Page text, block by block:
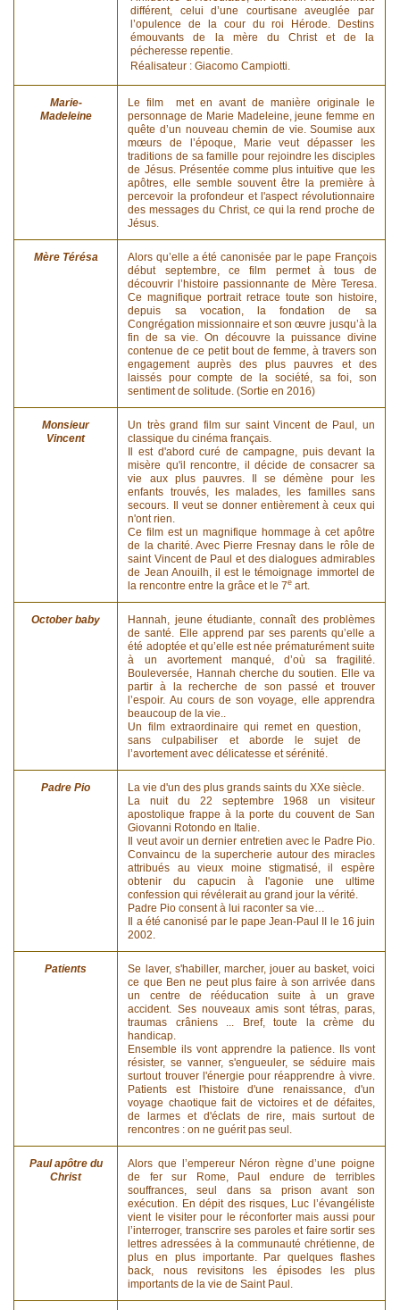
différent, celui d’une courtisane aveuglée par
l’opulence de la cour du roi Hérode. Destins
émouvants de la mère du Christ et de la
pécheresse repentie.
Réalisateur : Giacomo Campiotti.
Marie-
Madeleine
Le film met en avant de manière originale le
personnage de Marie Madeleine, jeune femme en
quête d’un nouveau chemin de vie. Soumise aux
mœurs de l’époque, Marie veut dépasser les
traditions de sa famille pour rejoindre les disciples
de Jésus. Présentée comme plus intuitive que les
apôtres, elle semble souvent être la première à
percevoir la profondeur et l'aspect révolutionnaire
des messages du Christ, ce qui la rend proche de
Jésus.
Mère Térésa
Alors qu’elle a été canonisée par le pape François
début septembre, ce film permet à tous de
découvrir l’histoire passionnante de Mère Teresa.
Ce magnifique portrait retrace toute son histoire,
depuis sa vocation, la fondation de sa
Congrégation missionnaire et son œuvre jusqu’à la
fin de sa vie. On découvre la puissance divine
contenue de ce petit bout de femme, à travers son
engagement auprès des plus pauvres et des
laissés pour compte de la société, sa foi, son
sentiment de solitude. (Sortie en 2016)
Monsieur
Vincent
Un très grand film sur saint Vincent de Paul, un
classique du cinéma français.
Il est d'abord curé de campagne, puis devant la
misère qu'il rencontre, il décide de consacrer sa
vie aux plus pauvres. Il se démène pour les
enfants trouvés, les malades, les familles sans
secours. Il veut se donner entièrement à ceux qui
n'ont rien.
Ce film est un magnifique hommage à cet apôtre
de la charité. Avec Pierre Fresnay dans le rôle de
saint Vincent de Paul et des dialogues admirables
de Jean Anouilh, il est le témoignage immortel de
la rencontre entre la grâce et le 7e art.
October baby
Hannah, jeune étudiante, connaît des problèmes
de santé. Elle apprend par ses parents qu’elle a
été adoptée et qu’elle est née prématurément suite
à un avortement manqué, d’où sa fragilité.
Bouleversée, Hannah cherche du soutien. Elle va
partir à la recherche de son passé et trouver
l’espoir. Au cours de son voyage, elle apprendra
beaucoup de la vie..
Un film extraordinaire qui remet en question,
sans culpabiliser et aborde le sujet de
l’avortement avec délicatesse et sérénité.
Padre Pio
La vie d'un des plus grands saints du XXe siècle.
La nuit du 22 septembre 1968 un visiteur
apostolique frappe à la porte du couvent de San
Giovanni Rotondo en Italie.
Il veut avoir un dernier entretien avec le Padre Pio.
Convaincu de la supercherie autour des miracles
attribués au vieux moine stigmatisé, il espère
obtenir du capucin à l'agonie une ultime
confession qui révélerait au grand jour la vérité.
Padre Pio consent à lui raconter sa vie…
Il a été canonisé par le pape Jean-Paul II le 16 juin
2002.
Patients
Se laver, s'habiller, marcher, jouer au basket, voici
ce que Ben ne peut plus faire à son arrivée dans
un centre de rééducation suite à un grave
accident. Ses nouveaux amis sont tétras, paras,
traumas crâniens ... Bref, toute la crème du
handicap.
Ensemble ils vont apprendre la patience. Ils vont
résister, se vanner, s'engueuler, se séduire mais
surtout trouver l'énergie pour réapprendre à vivre.
Patients est l'histoire d'une renaissance, d'un
voyage chaotique fait de victoires et de défaites,
de larmes et d'éclats de rire, mais surtout de
rencontres : on ne guérit pas seul.
Paul apôtre du
Christ
Alors que l’empereur Néron règne d’une poigne
de fer sur Rome, Paul endure de terribles
souffrances, seul dans sa prison avant son
exécution. En dépit des risques, Luc l’évangéliste
vient le visiter pour le réconforter mais aussi pour
l’interroger, transcrire ses paroles et faire sortir ses
lettres adressées à la communauté chrétienne, de
plus en plus importante. Par quelques flashes
back, nous revisitons les épisodes les plus
importants de la vie de Saint Paul.